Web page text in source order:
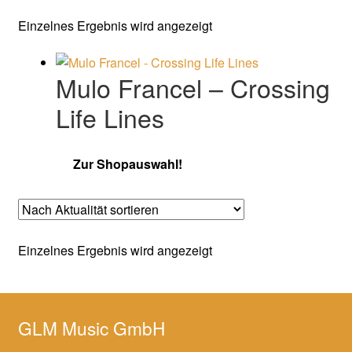
Einzelnes Ergebnis wird angezeigt
Mulo Francel – Crossing
Life Lines
Zur Shopauswahl!
Einzelnes Ergebnis wird angezeigt
GLM Music GmbH